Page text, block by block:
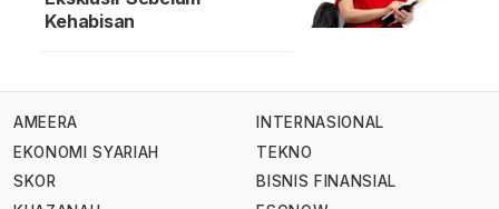
Kehabisan
AMEERA
EKONOMI SYARIAH
SKOR
INTERNASIONAL
TEKNO
BISNIS FINANSIAL